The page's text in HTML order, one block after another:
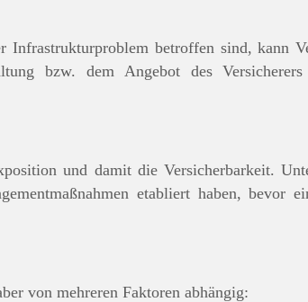
betroffen sind, kann
bzw. dem Angebot des
und damit die Versicherbarkeit.
etabliert haben, bevor
von mehreren Faktoren abhängig: